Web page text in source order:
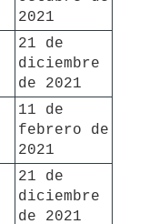
2021
21 de
diciembre
de 2021
11 de
febrero de
2021
21 de
diciembre
de 2021